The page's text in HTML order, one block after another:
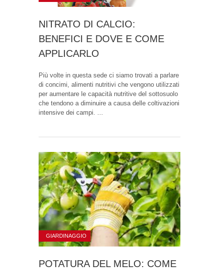
NITRATO DI CALCIO:
BENEFICI E DOVE E COME
APPLICARLO
Più volte in questa sede ci siamo trovati a parlare
di concimi, alimenti nutritivi che vengono utilizzati
per aumentare le capacità nutritive del sottosuolo
che tendono a diminuire a causa delle coltivazioni
intensive dei campi. ...
GIARDINAGGIO
POTATURA DEL MELO: COME